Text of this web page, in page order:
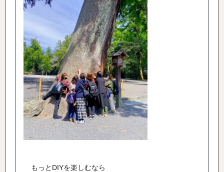
もっとDIYを楽しむなら